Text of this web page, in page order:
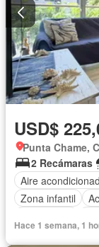
USD$
Punta Chame,
2 Recámaras
Aire
Zona infantil
Gas natural
Hace 1 semana, 1